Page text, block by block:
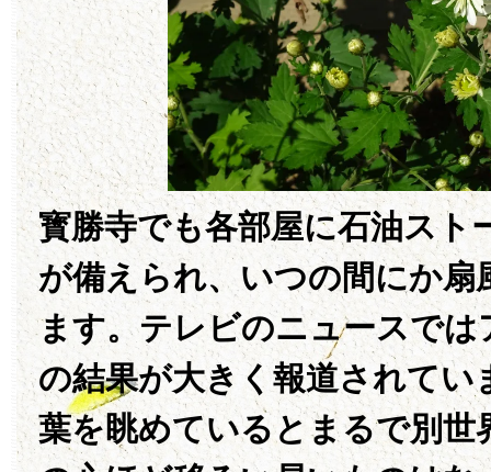
寳勝寺でも各部屋に石油スト
が備えられ、いつの間にか扇
ます。テレビのニュースでは
の結果が大きく報道されてい
葉を眺めているとまるで別世